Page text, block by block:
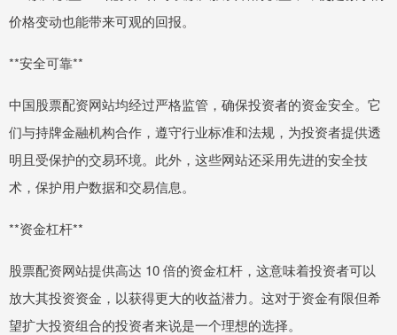
价格变动也能带来可观的回报。
**安全可靠**
中国股票配资网站均经过严格监管，确保投资者的资金安全。它
们与持牌金融机构合作，遵守行业标准和法规，为投资者提供透
明且受保护的交易环境。此外，这些网站还采用先进的安全技
术，保护用户数据和交易信息。
**资金杠杆**
股票配资网站提供高达 10 倍的资金杠杆，这意味着投资者可以
放大其投资资金，以获得更大的收益潜力。这对于资金有限但希
望扩大投资组合的投资者来说是一个理想的选择。